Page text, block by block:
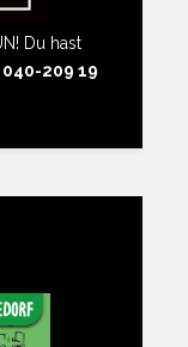
Du hast
040-209 19